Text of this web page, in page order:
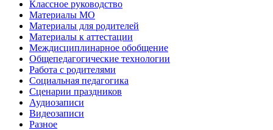
Классное руководство
Материалы МО
Материалы для родителей
Материалы к аттестации
Междисциплинарное обобщение
Общепедагогические технологии
Работа с родителями
Социальная педагогика
Сценарии праздников
Аудиозаписи
Видеозаписи
Разное